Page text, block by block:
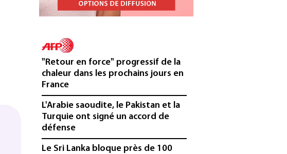
"Retour en force" progressif de la
chaleur dans les prochains jours en
France
L'Arabie saoudite, le Pakistan et la
Turquie ont signé un accord de
défense
Le Sri Lanka bloque près de 100